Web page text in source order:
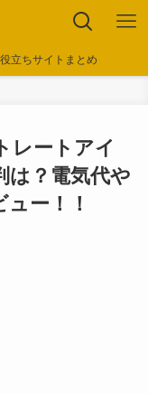
立ちサイトまとめ
レートアイ
は？電気代や
ー！！